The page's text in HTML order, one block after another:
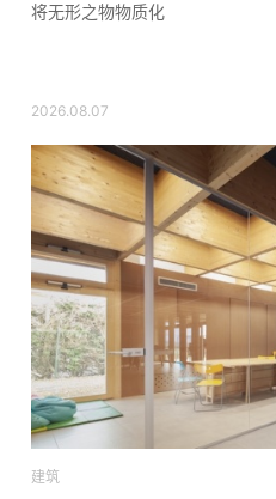
将无形之物物质化
2026.08.07
建筑